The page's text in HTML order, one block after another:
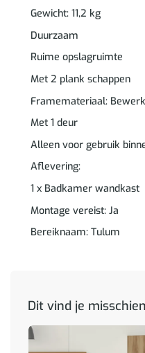
Gewicht: 11,2 kg
Duurzaam
Ruime opslagruimte
Met 2 plank schappen
Framemateriaal:
Met 1 deur
Alleen voor gebruik
Aflevering:
1 x Badkamer wandkast
Montage vereist: Ja
Bereiknaam: Tulum
Dit vind je